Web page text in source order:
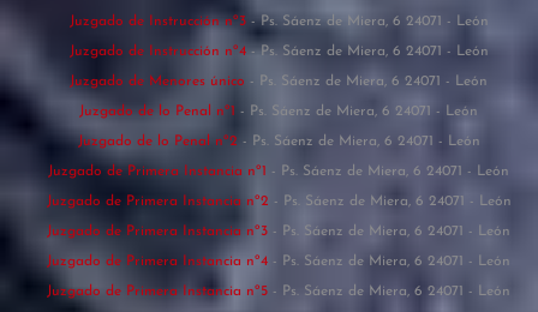
Juzgado de Instrucción nº3 - Ps. Sáenz de Miera, 6 24071 - León
Juzgado de Instrucción nº4 - Ps. Sáenz de Miera, 6 24071 - León
Juzgado de Menores único - Ps. Sáenz de Miera, 6 24071 - León
Juzgado de lo Penal nº1 - Ps. Sáenz de Miera, 6 24071 - León
Juzgado de lo Penal nº2 - Ps. Sáenz de Miera, 6 24071 - León
Juzgado de Primera Instancia nº1 - Ps. Sáenz de Miera, 6 24071 - León
Juzgado de Primera Instancia nº2 - Ps. Sáenz de Miera, 6 24071 - León
Juzgado de Primera Instancia nº3 - Ps. Sáenz de Miera, 6 24071 - León
Juzgado de Primera Instancia nº4 - Ps. Sáenz de Miera, 6 24071 - León
Juzgado de Primera Instancia nº5 - Ps. Sáenz de Miera, 6 24071 - León